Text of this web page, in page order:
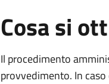
Cosa si
Il procedimento
provvedimento. In